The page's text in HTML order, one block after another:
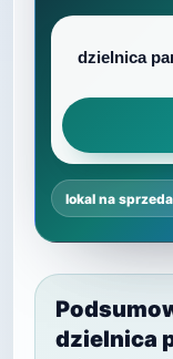
lokal na
dzielnica